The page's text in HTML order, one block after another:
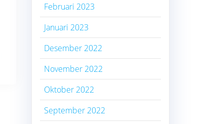
Februari 2023
Januari 2023
Desember 2022
November 2022
Oktober 2022
September 2022